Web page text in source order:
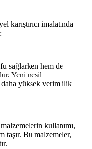
karıştırıcı imalatında
sağlarken hem de
Yeni nesil
daha yüksek verimlilik
kullanımı,
taşır. Bu malzemeler,